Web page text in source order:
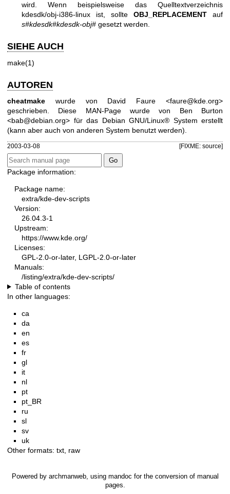
wird. Wenn beispielsweise das Quelltextverzeichnis
kdesdk/obj-i386-linux ist, sollte OBJ_REPLACEMENT auf
s#kdesdk#kdesdk-obj# gesetzt werden.
SIEHE AUCH
make(1)
AUTOREN
cheatmake wurde von David Faure <faure@kde.org>
geschrieben. Diese MAN-Page wurde von Ben Burton
<bab@debian.org> für das Debian GNU/Linux® System erstellt
(kann aber auch von anderen System benutzt werden).
2003-03-08 [FIXME: source]
Package information:
Package name:
extra/kde-dev-scripts
Version:
26.04.3-1
Upstream:
https://www.kde.org/
Licenses:
GPL-2.0-or-later, LGPL-2.0-or-later
Manuals:
/listing/extra/kde-dev-scripts/
Table of contents
In other languages:
ca
da
en
es
fr
gl
it
nl
pt
pt_BR
ru
sl
sv
uk
Other formats: txt raw
Powered by archmanweb, using mandoc for the conversion of manual
pages.